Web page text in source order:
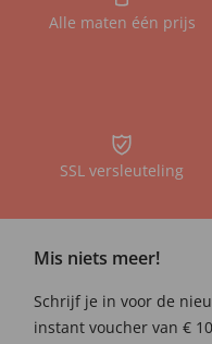
Alle maten één prijs
SSL versleuteling
Mis niets meer!
Schrijf je in voor de
instant voucher van €